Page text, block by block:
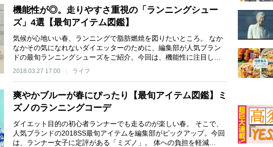
機能性が◎。走りやすさ重視の「ランニングシュー
ズ」4選【最旬アイテム図鑑】
気候が心地いい春、ランニングで脂肪燃焼を図りたいところ。 なか
なかその気になれないダイエッターのために、編集部が人気ブラン
ドの最旬ランニングシューズをご紹介。今回は、機能性に注目し…
2018.03.27 17:00 ライフ
爽やかブルーが春にぴったり【最旬アイテム図鑑】ミ
ズノのランニングコーデ
ダイエット目的の初心者ランナーでも走るのが楽しい春。 そこで、
人気ブランドの2018SS最旬アイテムを編集部がピックアップ。今回
は、ランナー女子に定評がある「ミズノ」。 体への負担を軽減…